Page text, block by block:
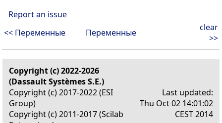
Report an issue
<< Переменные
Переменные
clear
>>
Copyright (c) 2022-2026
(Dassault Systèmes S.E.)
Copyright (c) 2017-2022 (ESI
Group)
Copyright (c) 2011-2017 (Scilab
Last updated:
Thu Oct 02 14:01:02
CEST 2014